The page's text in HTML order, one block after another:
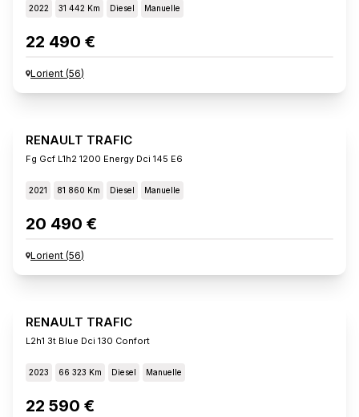
2022 31 442 Km Diesel Manuelle
22 490 €
Lorient (56)
RENAULT TRAFIC
Fg Gcf L1h2 1200 Energy Dci 145 E6
2021 81 860 Km Diesel Manuelle
20 490 €
Lorient (56)
RENAULT TRAFIC
L2h1 3t Blue Dci 130 Confort
2023 66 323 Km Diesel Manuelle
22 590 €